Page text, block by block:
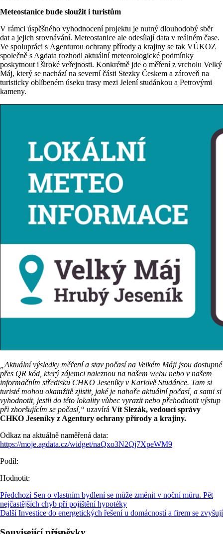
Meteostanice bude sloužit i turistům
V rámci úspěšného vyhodnocení projektu je nutný dlouhodobý sběr
dat a jejich srovnávání. Meteostanice ale odesílají data v reálném čase.
Ve spolupráci s Agenturou ochrany přírody a krajiny se tak VÚKOZ
společně s Agdata rozhodl aktuální meteorologické podmínky
poskytnout i široké veřejnosti. Konkrétně jde o měření z vrcholu Velký
Máj, který se nachází na severní části Stezky Českem a zároveň na
turisticky oblíbeném úseku trasy mezi Jelení studánkou a Petrovými
kameny.
„Aktuální výsledky měření a stav počasí na Velkém Máji jsou dostupné
přes QR kód, který zájemci naleznou na našem webu nebo v našem
informačním středisku CHKO Jeseníky v Karlově Studánce. Tam si
turisté mohou okamžitě zjistit, jaké je nahoře aktuální počasí, a sami si
vyhodnotit, jestli do této lokality vůbec vyrazit nebo přehodnotit výstup
při zhoršujícím se počasí,“ uzavírá Vít Slezák, vedoucí správy
CHKO Jeseníky z Agentury ochrany přírody a krajiny.
Odkaz na aktuálně naměřená data:
https://moje.agdata.cz/widget/naQxo3N2Qj7XpeWM9
Podíl:
Hodnotit:
Předchozí Sen o vlastním bydlení se může změnit v noční můru. Pět
nejčastějších chyb při pojištění hypotéky
Další Investice do energetických řešení u domácností a firem se zvyšují